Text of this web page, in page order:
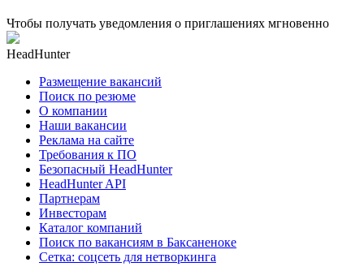
Чтобы получать уведомления о приглашениях мгновенно
HeadHunter
Размещение вакансий
Поиск по резюме
О компании
Наши вакансии
Реклама на сайте
Требования к ПО
Безопасный HeadHunter
HeadHunter API
Партнерам
Инвесторам
Каталог компаний
Поиск по вакансиям в Баксаненоке
Сетка: соцсеть для нетворкинга